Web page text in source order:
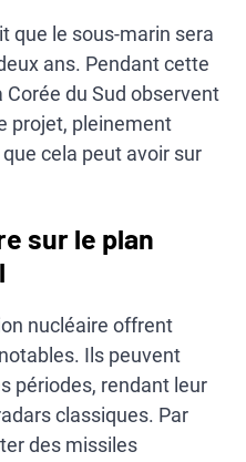
que le sous-marin sera
ans. Pendant cette
Corée du Sud observent
projet, pleinement
cela peut avoir sur
sur le plan
nucléaire offrent
Ils peuvent
périodes, rendant leur
classiques. Par
des missiles